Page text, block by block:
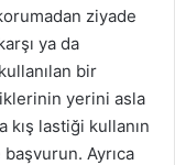
ziyade
ya da
bir
yerini asla
kış lastiği kullanın
Ayrıca